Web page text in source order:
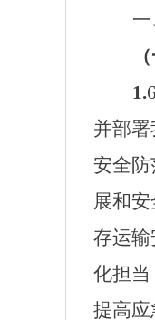
一
1.
并部
安全
展和
存运
化担
提高应